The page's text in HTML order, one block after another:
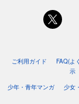
ご利用ガイド FAQ(よ
示
少年・青年マンガ
少女